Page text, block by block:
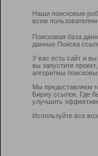
Наши поисковые
всем пользователям.
Поисковая база
данные Поиска
У вас есть сайт и
вы запустите
алгоритмы
Мы предоставляем
Биржу ссылок. Где
улучшить
Используйте все